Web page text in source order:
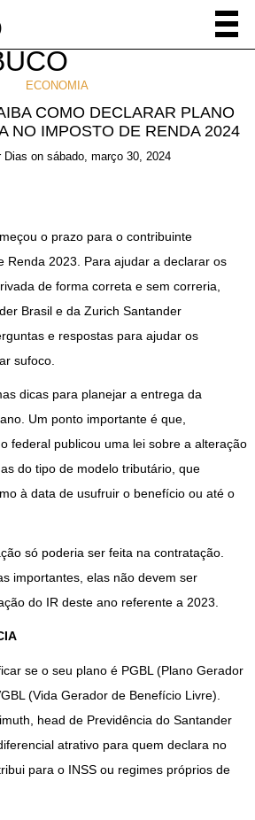
ECONOMIA
COMO DECLARAR PLANO
NO IMPOSTO DE RENDA 2024
Dias on sábado, março 30, 2024
o prazo para o contribuinte
Renda 2023. Para ajudar a declarar os
de forma correta e sem correria,
Brasil e da Zurich Santander
e respostas para ajudar os
sufoco.
dicas para planejar a entrega da
Um ponto importante é que,
federal publicou uma lei sobre a alteração
do tipo de modelo tributário, que
à data de usufruir o benefício ou até o
só poderia ser feita na contratação.
importantes, elas não devem ser
do IR deste ano referente a 2023.
se o seu plano é PGBL (Plano Gerador
(Vida Gerador de Benefício Livre).
head de Previdência do Santander
atrativo para quem declara no
para o INSS ou regimes próprios de